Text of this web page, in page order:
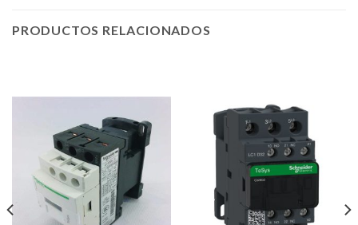
PRODUCTOS RELACIONADOS